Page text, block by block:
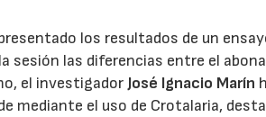
los resultados de un
las diferencias entre el
el investigador José Ignacio Marín
mediante el uso de Crotalaria,